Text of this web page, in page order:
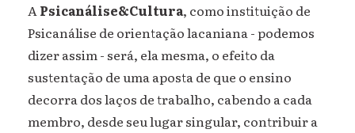
APsicanálise&Cultura, como instituição de
Psicanálise de orientação lacaniana - podemos
dizer assim - será, ela mesma, o efeito da
sustentação de uma aposta de que o ensino
decorra dos laços de trabalho, cabendo a cada
membro, desde seu lugar singular, contribuir a